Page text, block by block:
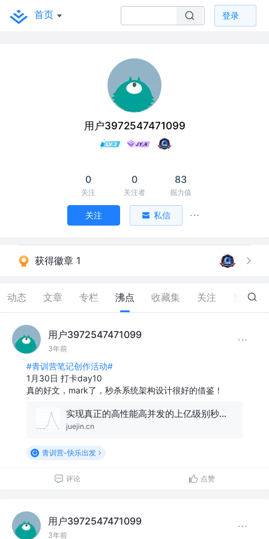
首页 登录
用户3972547471099
0
关注
0
关注者
83
掘力值
关注 私信
获得徽章 1
动态 文章 专栏 沸点 收藏集 关注 1
用户3972547471099
3年前
#青训营笔记创作活动#
1月30日 打卡day10
真的好文，mark了，秒杀系统架构设计很好的借鉴！
实现真正的高性能高并发的上亿级别秒杀系统！
juejin.cn
青训营-快乐出发
评论 点赞
用户3972547471099
3年前